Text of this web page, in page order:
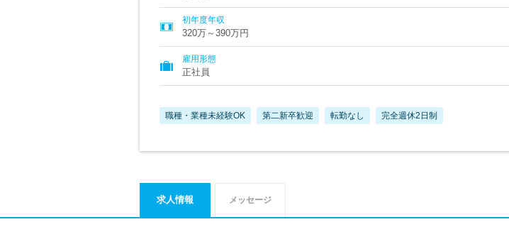
初年度年収
320万～390万円
雇用形態
正社員
職種・業種未経験OK 第二新卒歓迎 転勤なし 完全週休2日制
求人情報 メッセージ